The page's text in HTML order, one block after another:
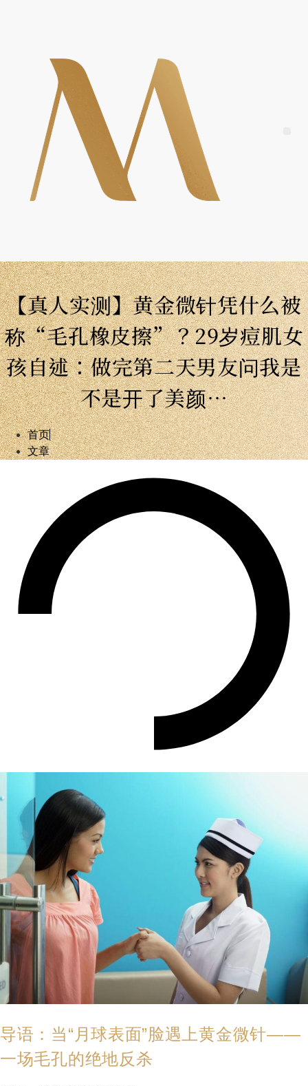
【真人实测】黄金微针凭什么被
称“毛孔橡皮擦”？29岁痘肌女
孩自述：做完第二天男友问我是
不是开了美颜…
首页
文章
导语：当“月球表面”脸遇上黄金微针——
一场毛孔的绝地反杀